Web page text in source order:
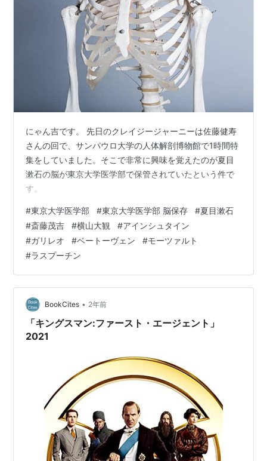
にゃん吉です。 先日のクレイジージャーニーは佐藤健寿
さんの回で、サンパウロ大学の人体解剖博物館で1時間特
集をしていました。そこで非常に興味を覚えたのが夏目
漱石の脳が東京大学医学部で保管されていたという件で
す。
#東京大学医学部 #東京大学医学部 脳保存 #夏目漱石
#斎藤茂吉 #横山大観 #アインシュタイン
#ガリレオ #ベートーヴェン #モーツァルト
#ラスプーチン
BookCites • 2年前
「キングスマン:ファースト・エージェント」
2021